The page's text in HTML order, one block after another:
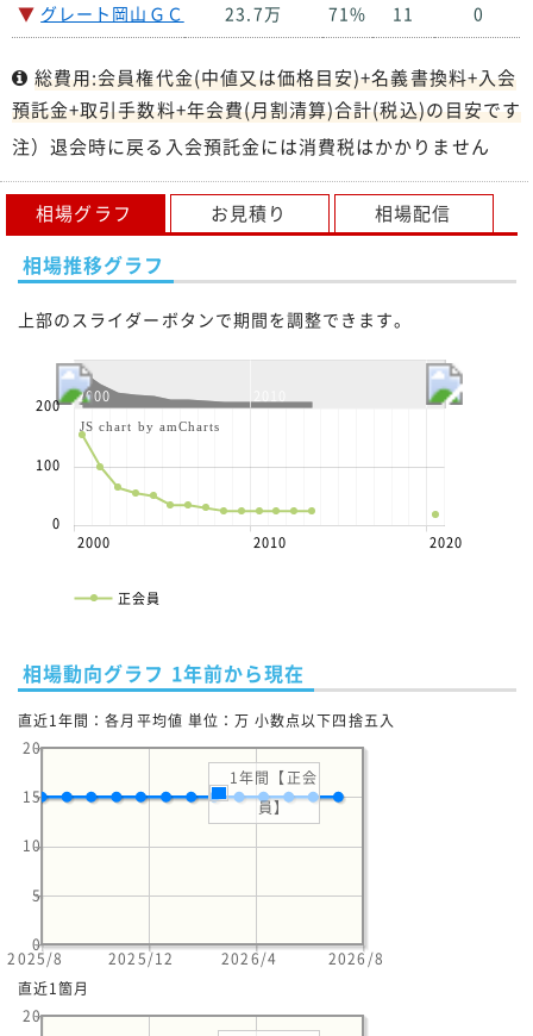
▼ グレート岡山ＧＣ 23.7万 71% 11 0
総費用:会員権代金(中値又は価格目安)+名義書換料+入会
預託金+取引手数料+年会費(月割清算)合計(税込)の目安です
注）退会時に戻る入会預託金には消費税はかかりません
相場グラフ お見積り 相場配信
相場推移グラフ
上部のスライダーボタンで期間を調整できます。
2000 2020
2000 2010 2020
0
100
200
JS chart by amCharts
正会員
相場動向グラフ 1年前から現在
直近1年間：各月平均値 単位：万 小数点以下四捨五入
2025/8 2025/12 2026/4 2026/8
0
5
10
15
20
1年間【正会
員】
直近1箇月
20